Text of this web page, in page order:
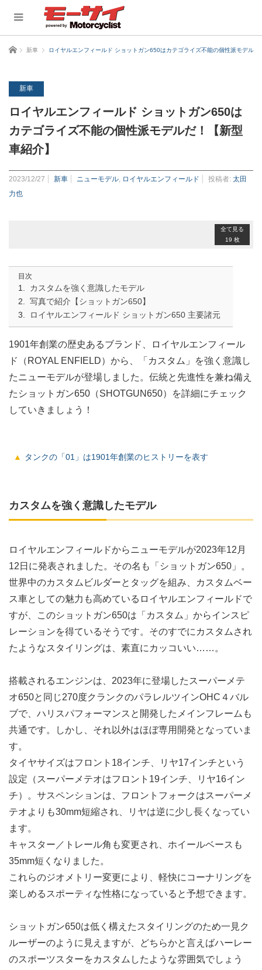
ホーム 新車 ロイヤルエンフィールド ショットガン650はカテゴライズ不能の個性派モデルだ
新車
ロイヤルエンフィールド ショットガン650は
カテゴライズ不能の個性派モデルだ！【新型
車紹介】
2023/12/27 新車 ニューモデル ロイヤルエンフィールド 投稿者: 太田
力也
全て見る
19 枚
目次
カスタムを強く意識したモデル
写真で紹介【ショットガン650】
ロイヤルエンフィールド ショットガン650 主要諸元
1901年創業の歴史あるブランド、ロイヤルエンフィール
ド（ROYAL ENFIELD）から、「カスタム」を強く意識し
たニューモデルが登場しました。伝統と先進性を兼ね備え
たショットガン650（SHOTGUN650）を詳細にチェック
していきましょう！
タンクの「01」は1901年創業のヒストリーを表す
カスタムを強く意識したモデル
ロイヤルエンフィールドからニューモデルが2023年12月
12日に発表されました。その名も「ショットガン650」。
世界中のカスタムビルダーとタッグを組み、カスタムベー
ス車としての魅力も高めているロイヤルエンフィールドで
すが、このショットガン650は「カスタム」からインスピ
レーションを得ているそうです。そのすでにカスタムされ
たようなスタイリングは、素直にカッコいい……。
搭載されるエンジンは、2023年に登場したスーパーメテ
オ650と同じ270度クランクのパラレルツインOHC４バル
ブで、ハリスパフォーマンスと開発したメインフレームも
共通です。しかし、それ以外はほぼ専用開発となっていま
す。
タイヤサイズはフロント18インチ、リヤ17インチという
設定（スーパーメテオはフロント19インチ、リヤ16イン
チ）。サスペンションは、フロントフォークはスーパーメ
テオよりも30mm短縮され、リヤは逆に少し長くなってい
ます。
キャスター／トレール角も変更され、ホイールベースも
35mm短くなりました。
これらのジオメトリー変更により、軽快にコーナリングを
楽しめるスポーティな性格になっていると予想できます。
ショットガン650は低く構えたスタイリングのため一見ク
ルーザーのように見えますが、どちらかと言えばハーレー
のスポーツスターをカスタムしたような雰囲気でしょう